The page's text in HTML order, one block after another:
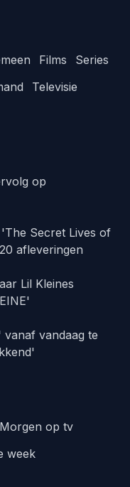
Films
Series
Televisie
op
Secret Lives of
afleveringen
Lil Kleines
vanaf vandaag te
Morgen op tv
week